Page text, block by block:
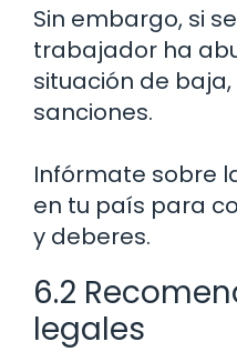
Sin embargo, si
trabajador ha
situación de
sanciones.
Infórmate sobre
en tu país para
y deberes.
6.2
legales